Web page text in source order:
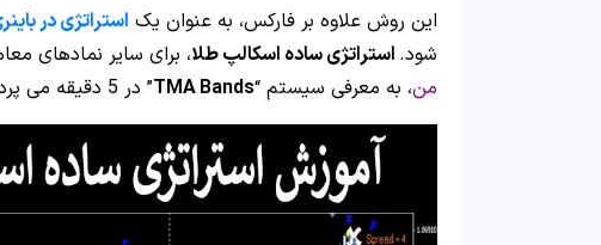
این روش علاوه بر فارکس، به عنوان یک استراتژی در
شود. استراتژی ساده اسکالپ طلا، برای سایر نمادهای
من، به معرفی سیستم “TMA Bands” در 5 دقیقه می پردازیم.